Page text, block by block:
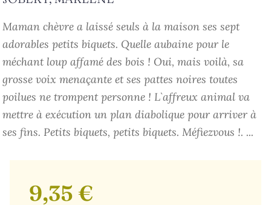
Maman chèvre a laissé seuls à la maison ses sept
adorables petits biquets. Quelle aubaine pour le
méchant loup affamé des bois ! Oui, mais voilà, sa
grosse voix menaçante et ses pattes noires toutes
poilues ne trompent personne ! L`affreux animal va
mettre à exécution un plan diabolique pour arriver à
ses fins. Petits biquets, petits biquets. Méfiezvous !. ...
9,35 €